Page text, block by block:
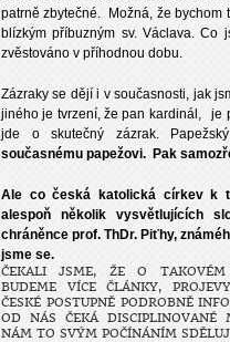
patrně zbytečné. Možná, že bychom
blízkým příbuzným sv. Václava. Co
zvěstováno v příhodnou dobu.
Zázraky se dějí i v současnosti, jak
jiného je tvrzení, že pan kardinál, je
jde o skutečný zázrak.
současnému papežovi. Pak
Ale co česká katolická církev k
alespoň několik vysvětlujících
chráněnce prof. ThDr. Piťhy,
jsme se.
ČEKALI JSME, ŽE O TAKOVÉM
BUDEME VÍCE ČLÁNKY,
ČESKÉ POSTUPNĚ PODROBNĚ
OD NÁS ČEKÁ DISCIPLINOVANÉ
NÁM TO SVÝM POČÍNÁNÍM